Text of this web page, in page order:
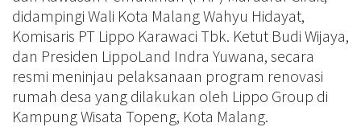
didampingi Wali Kota Malang Wahyu Hidayat,
Komisaris PT Lippo Karawaci Tbk. Ketut Budi Wijaya,
dan Presiden LippoLand Indra Yuwana, secara
resmi meninjau pelaksanaan program renovasi
rumah desa yang dilakukan oleh Lippo Group di
Kampung Wisata Topeng, Kota Malang.